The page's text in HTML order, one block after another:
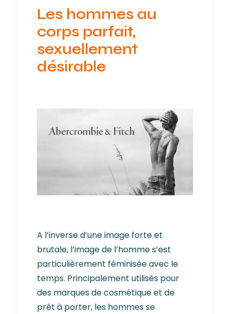
Les hommes au
corps parfait,
sexuellement
désirable
A l’inverse d’une image forte et
brutale, l’image de l’homme s’est
particulièrement féminisée avec le
temps. Principalement utilisés pour
des marques de cosmétique et de
prêt à porter, les hommes se